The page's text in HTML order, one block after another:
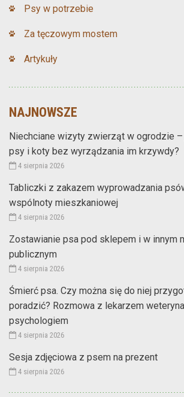
Psy w potrzebie
Za tęczowym mostem
Artykuły
NAJNOWSZE
Niechciane wizyty zwierząt w ogrodzie
psy i koty bez wyrządzania im krzywdy?
4 sierpnia 2026
Tabliczki z zakazem wyprowadzania
wspólnoty mieszkaniowej
4 sierpnia 2026
Zostawianie psa pod sklepem i w innym
publicznym
4 sierpnia 2026
Śmierć psa. Czy można się do niej
poradzić? Rozmowa z lekarzem
psychologiem
4 sierpnia 2026
Sesja zdjęciowa z psem na prezent
4 sierpnia 2026